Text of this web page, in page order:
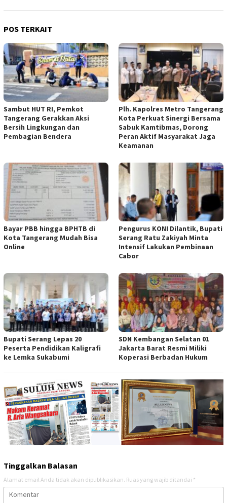
POS TERKAIT
Sambut HUT RI, Pemkot
Tangerang Gerakkan Aksi
Bersih Lingkungan dan
Pembagian Bendera
Plh. Kapolres Metro Tangerang
Kota Perkuat Sinergi Bersama
Sabuk Kamtibmas, Dorong
Peran Aktif Masyarakat Jaga
Keamanan
Bayar PBB hingga BPHTB di
Kota Tangerang Mudah Bisa
Online
Pengurus KONI Dilantik, Bupati
Serang Ratu Zakiyah Minta
Intensif Lakukan Pembinaan
Cabor
Bupati Serang Lepas 20
Peserta Pendidikan Kaligrafi
ke Lemka Sukabumi
SDN Kembangan Selatan 01
Jakarta Barat Resmi Miliki
Koperasi Berbadan Hukum
Tinggalkan Balasan
Alamat email Anda tidak akan dipublikasikan. Ruas yang wajib ditandai *